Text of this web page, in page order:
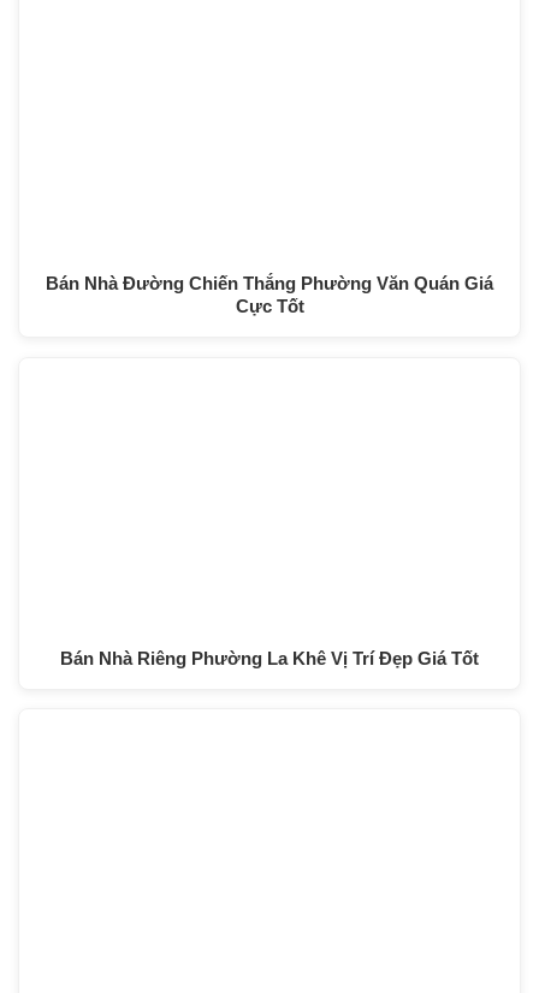
Bán Nhà Đường Chiến Thắng Phường Văn Quán Giá
Cực Tốt
Bán Nhà Riêng Phường La Khê Vị Trí Đẹp Giá Tốt